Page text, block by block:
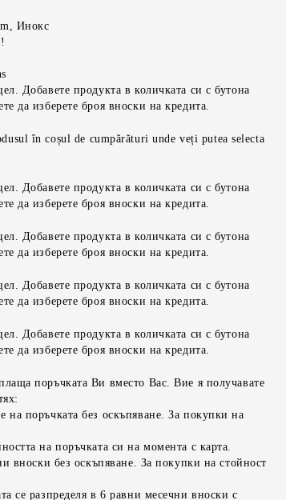
Инокс
Добавете продукта в количката си с бутона
да изберете броя вноски на кредита.
în coșul de cumpărături unde veți putea selecta
Добавете продукта в количката си с бутона
да изберете броя вноски на кредита.
Добавете продукта в количката си с бутона
да изберете броя вноски на кредита.
Добавете продукта в количката си с бутона
да изберете броя вноски на кредита.
Добавете продукта в количката си с бутона
да изберете броя вноски на кредита.
поръчката Ви вместо Вас. Вие я получавате
поръчката без оскъпяване. За покупки на
на поръчката си на момента с карта.
вноски без оскъпяване. За покупки на стойност
се разпределя в 6 равни месечни вноски с